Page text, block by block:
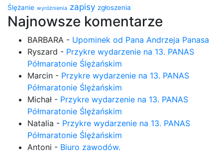
Ślężanie wyróżnienia zapisy zgłoszenia
Najnowsze komentarze
BARBARA - Upominek od Pana Andrzeja Panasa
Ryszard - Przykre wydarzenie na 13. PANAS
Półmaratonie Ślężańskim
Marcin - Przykre wydarzenie na 13. PANAS
Półmaratonie Ślężańskim
Michał - Przykre wydarzenie na 13. PANAS
Półmaratonie Ślężańskim
Natalia - Przykre wydarzenie na 13. PANAS
Półmaratonie Ślężańskim
Antoni - Biuro zawodów.